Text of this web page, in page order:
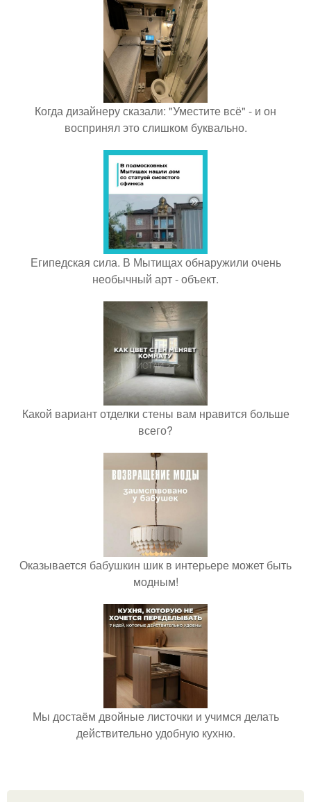
Когда дизайнеру сказали: "Уместите всё" - и он
воспринял это слишком буквально.
Египедская сила. В Мытищах обнаружили очень
необычный арт - объект.
Какой вариант отделки стены вам нравится больше
всего?
Оказывается бабушкин шик в интерьере может быть
модным!
Мы достаём двойные листочки и учимся делать
действительно удобную кухню.